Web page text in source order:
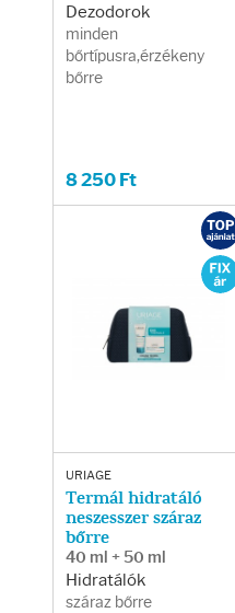
Dezodorok
minden
bőrtípusra,érzékeny
bőrre
8 250 Ft
URIAGE
Termál hidratáló
neszesszer száraz
bőrre
40 ml + 50 ml
Hidratálók
száraz bőrre
Torokpasztillák
Fogkrémek
AZ ÖSSZES TERMÉK